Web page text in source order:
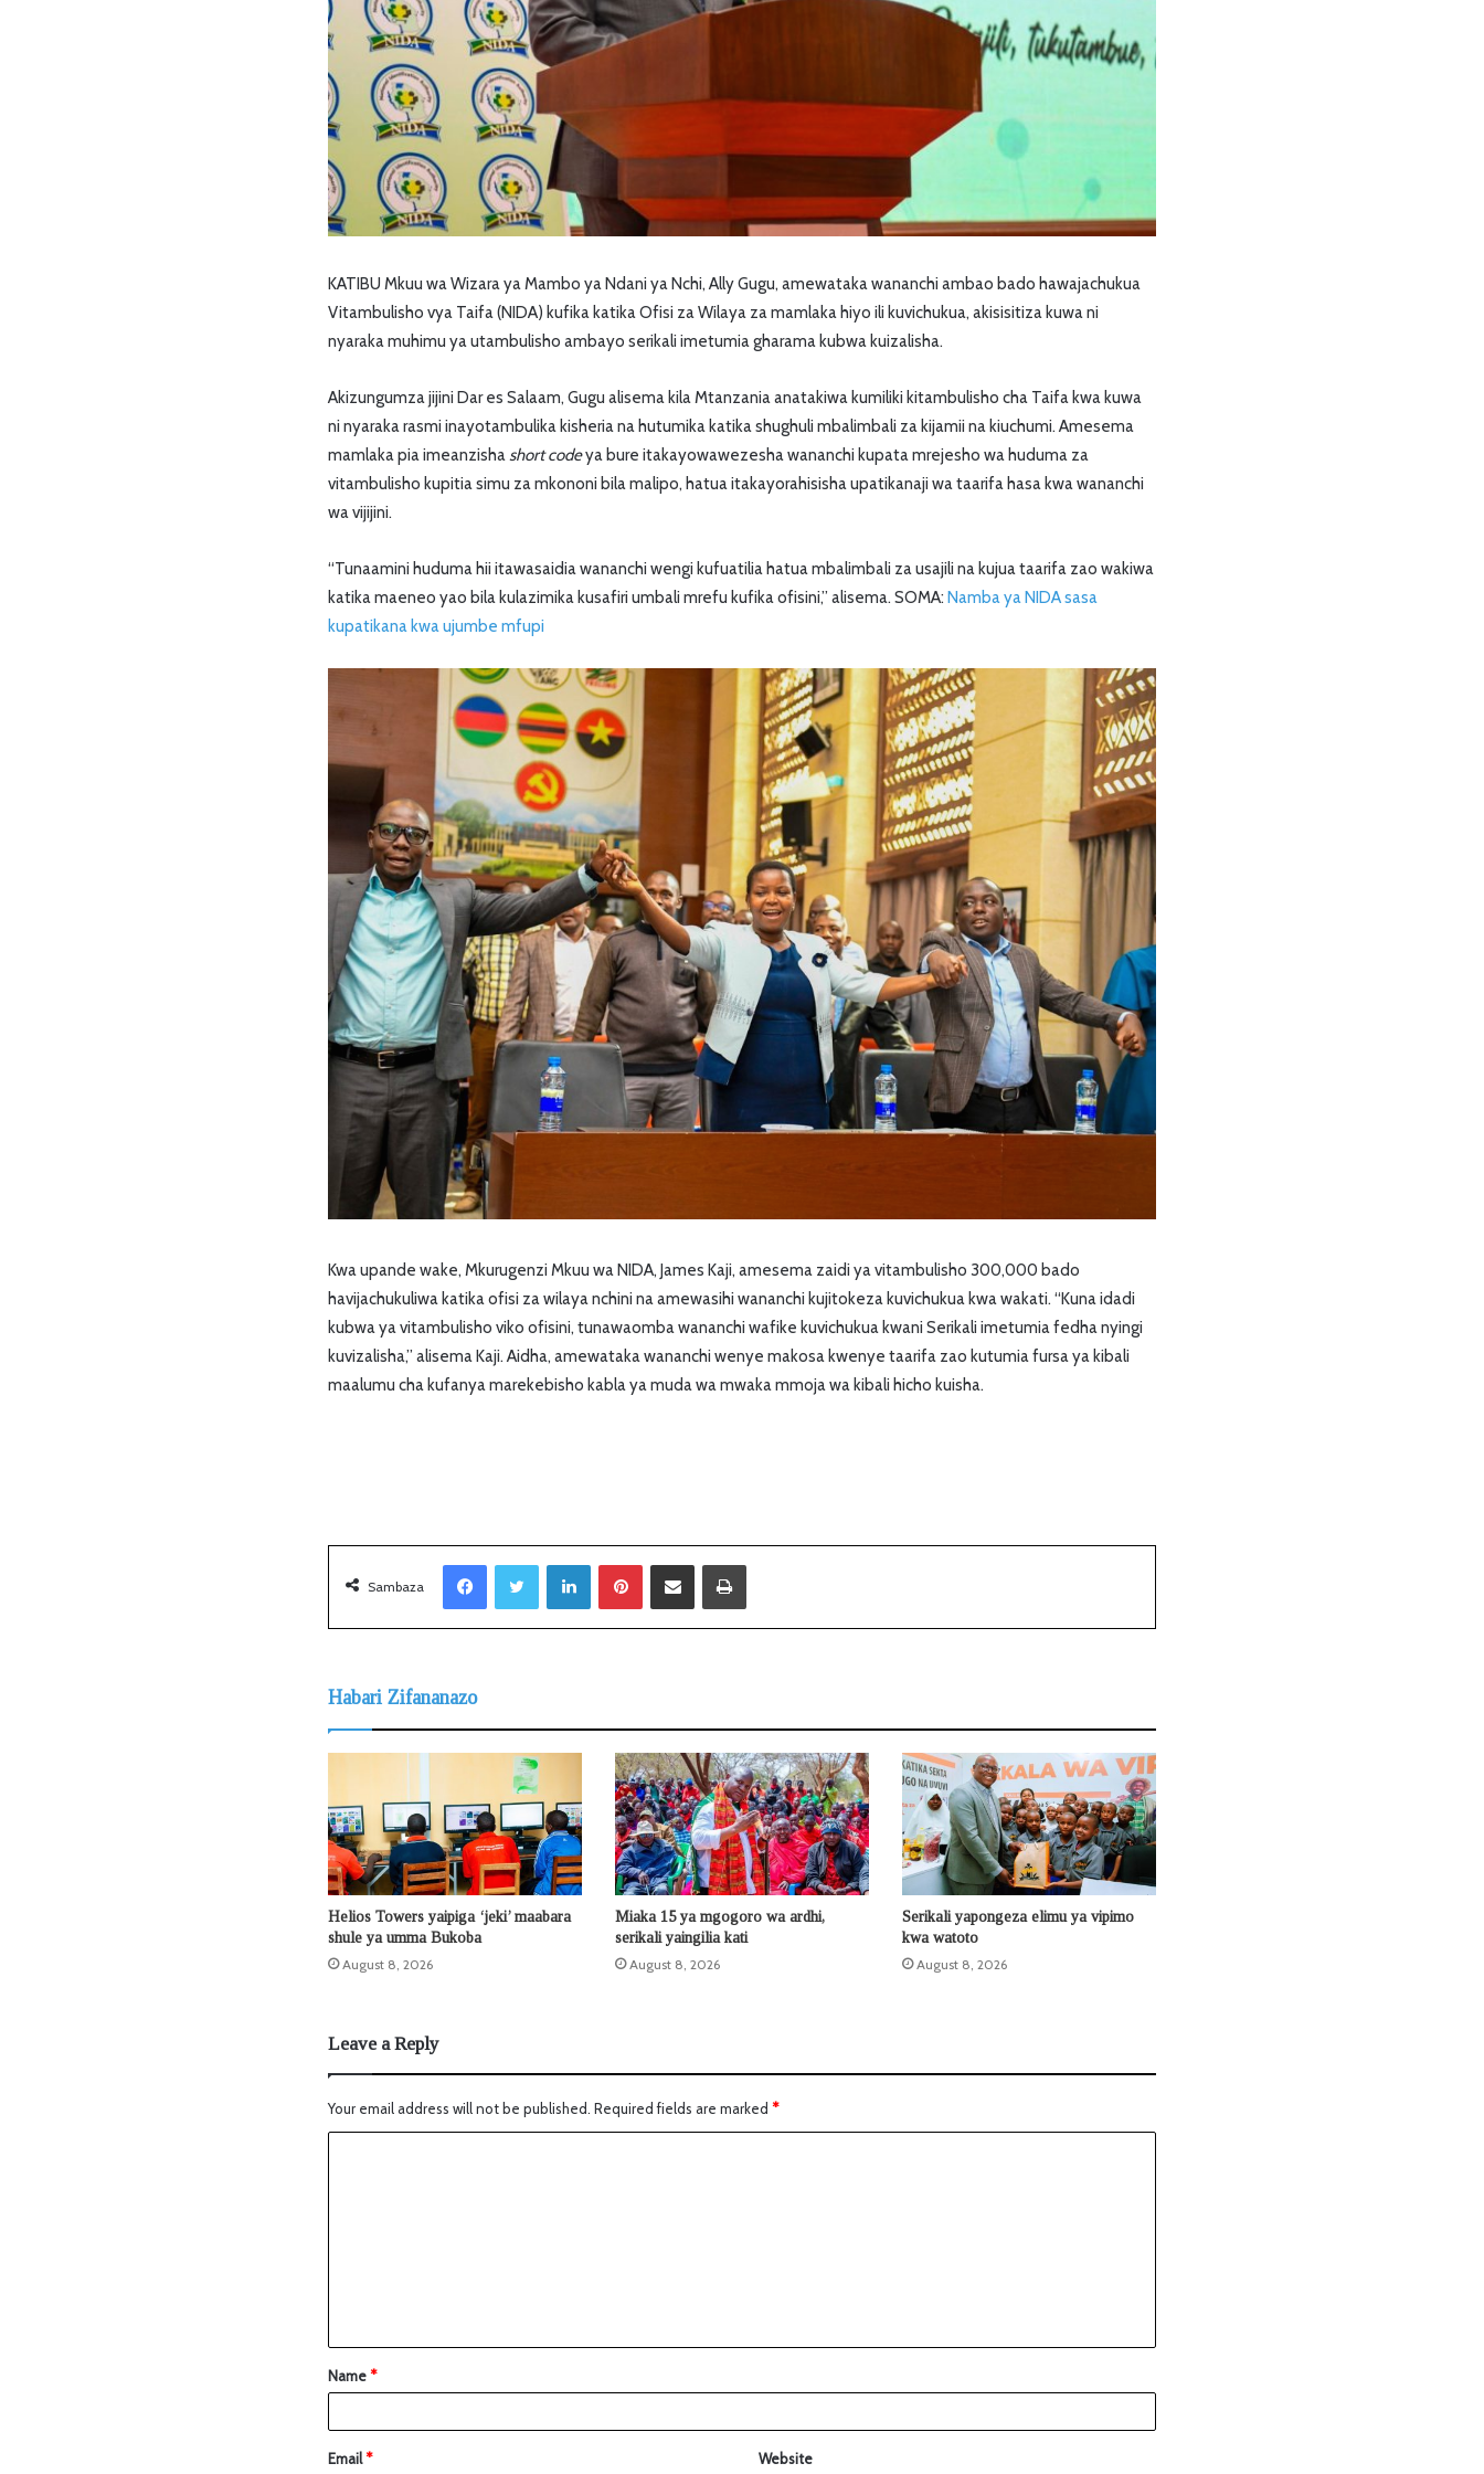
KATIBU Mkuu wa Wizara ya Mambo ya Ndani ya Nchi, Ally Gugu, amewataka wananchi ambao bado hawajachukua
Vitambulisho vya Taifa (NIDA) kufika katika Ofisi za Wilaya za mamlaka hiyo ili kuvichukua, akisisitiza kuwa ni
nyaraka muhimu ya utambulisho ambayo serikali imetumia gharama kubwa kuizalisha.
Akizungumza jijini Dar es Salaam, Gugu alisema kila Mtanzania anatakiwa kumiliki kitambulisho cha Taifa kwa kuwa
ni nyaraka rasmi inayotambulika kisheria na hutumika katika shughuli mbalimbali za kijamii na kiuchumi. Amesema
mamlaka pia imeanzishashort codeya bure itakayowawezesha wananchi kupata mrejesho wa huduma za
vitambulisho kupitia simu za mkononi bila malipo, hatua itakayorahisisha upatikanaji wa taarifa hasa kwa wananchi
wa vijijini.
“Tunaamini huduma hii itawasaidia wananchi wengi kufuatilia hatua mbalimbali za usajili na kujua taarifa zao wakiwa
katika maeneo yao bila kulazimika kusafiri umbali mrefu kufika ofisini,” alisema. SOMA: Namba ya NIDA sasa
kupatikana kwa ujumbe mfupi
Kwa upande wake, Mkurugenzi Mkuu wa NIDA, James Kaji, amesema zaidi ya vitambulisho 300,000 bado
havijachukuliwa katika ofisi za wilaya nchini na amewasihi wananchi kujitokeza kuvichukua kwa wakati. “Kuna idadi
kubwa ya vitambulisho viko ofisini, tunawaomba wananchi wafike kuvichukua kwani Serikali imetumia fedha nyingi
kuvizalisha,” alisema Kaji. Aidha, amewataka wananchi wenye makosa kwenye taarifa zao kutumia fursa ya kibali
maalumu cha kufanya marekebisho kabla ya muda wa mwaka mmoja wa kibali hicho kuisha.
Sambaza
LinkedIn Sambaza kupitia barua pepe
Habari Zifananazo
Helios Towers yaipiga ‘jeki’ maabara
shule ya umma Bukoba
August 8, 2026
Miaka 15 ya mgogoro wa ardhi,
serikali yaingilia kati
August 8, 2026
Serikali yapongeza elimu ya vipimo
kwa watoto
August 8, 2026
Leave a Reply
Your email address will not be published. Required fields are marked *
Name*
Email* Website